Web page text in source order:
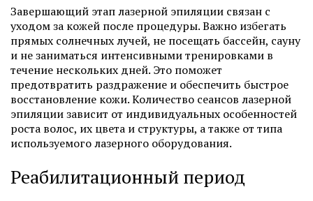
Завершающий этап лазерной эпиляции связан с
уходом за кожей после процедуры. Важно избегать
прямых солнечных лучей, не посещать бассейн, сауну
и не заниматься интенсивными тренировками в
течение нескольких дней. Это поможет
предотвратить раздражение и обеспечить быстрое
восстановление кожи. Количество сеансов лазерной
эпиляции зависит от индивидуальных особенностей
роста волос, их цвета и структуры, а также от типа
используемого лазерного оборудования.
Реабилитационный период